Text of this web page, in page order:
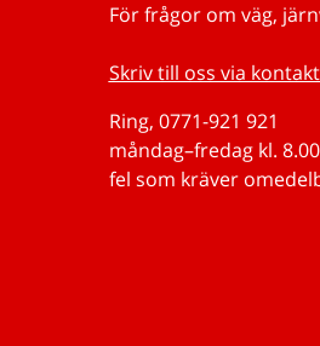
För frågor om väg,
Skriv till oss via
Ring, 0771-921 921
måndag–fredag kl.
fel som kräver